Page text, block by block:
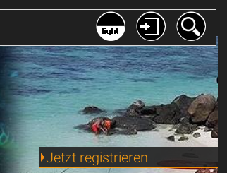
Jetzt registrieren